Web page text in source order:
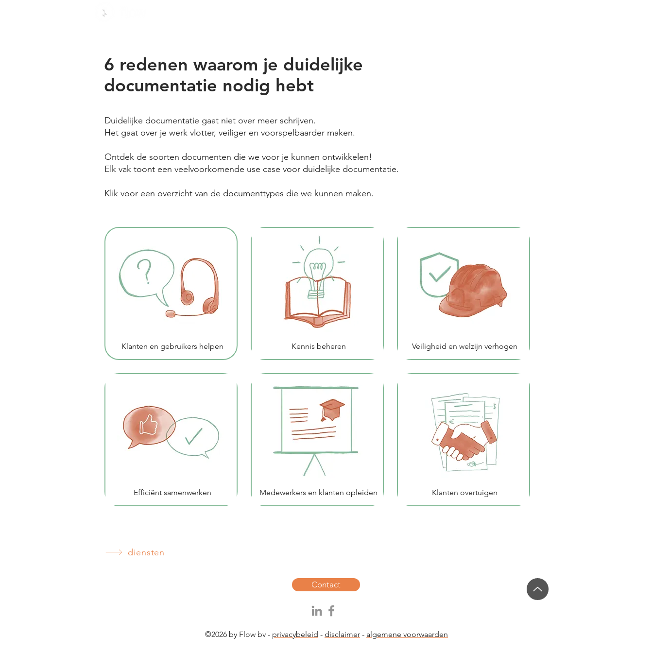
6 redenen waarom je duidelijke
documentatie nodig hebt
Duidelijke documentatie gaat niet over meer schrijven.
Het gaat over je werk vlotter, veiliger en voorspelbaarder maken.
Ontdek de soorten documenten die we voor je kunnen ontwikkelen!
Elk vak toont een veelvoorkomende use case voor duidelijke documentatie.
Klik voor een overzicht van de documenttypes die we kunnen maken.
Klanten en gebruikers helpen
Efficiënt samenwerken
Kennis beheren
Medewerkers en klanten opleiden
Veiligheid en welzijn verhogen
Klanten overtuigen
diensten
Contact
©2026 by Flow bv - privacybeleid - disclaimer - algemene voorwaarden